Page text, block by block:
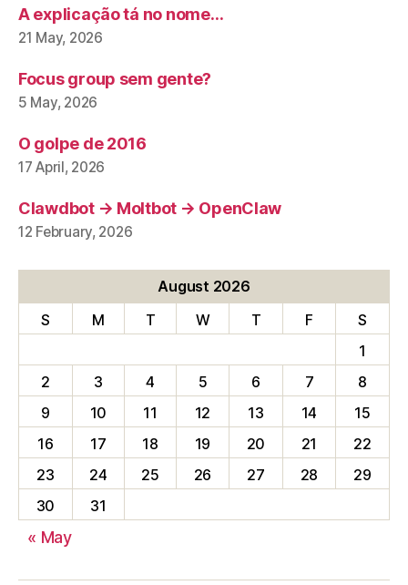
A explicação tá no nome…
21 May, 2026
Focus group sem gente?
5 May, 2026
O golpe de 2016
17 April, 2026
Clawdbot → Moltbot → OpenClaw
12 February, 2026
August 2026
S
M T W T F
S
1
2
3 4 5 6 7
8
9
10 11 12 13 14
15
16
17 18 19 20 21
22
23
24 25 26 27 28
29
30
31
« May